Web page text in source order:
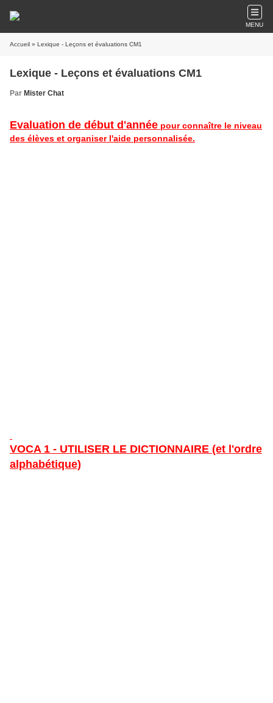
MENU
Accueil » Lexique - Leçons et évaluations CM1
Lexique - Leçons et évaluations CM1
Par Mister Chat
Evaluation de début d'année pour connaître le niveau
des élèves et organiser l'aide personnalisée.
VOCA 1 - UTILISER LE DICTIONNAIRE (et l'ordre
alphabétique)